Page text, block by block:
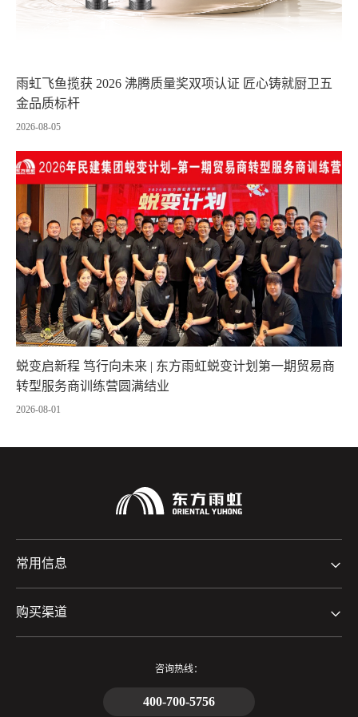
雨虹飞鱼揽获 2026 沸腾质量奖双项认证 匠心铸就厨卫五
金品质标杆
2026-08-05
蜕变启新程 笃行向未来 | 东方雨虹蜕变计划第一期贸易商
转型服务商训练营圆满结业
2026-08-01
常用信息
购买渠道
咨询热线：
400-700-5756